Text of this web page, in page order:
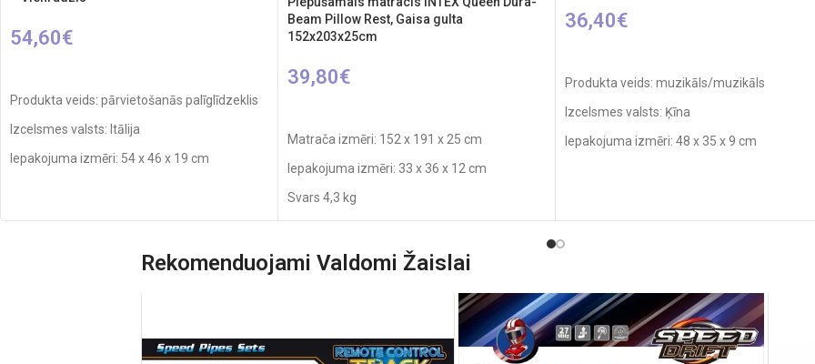
54,60€
Produkta veids: pārvietošanās palīglīdzeklis
Izcelsmes valsts: Itālija
Iepakojuma izmēri: 54 x 46 x 19 cm
Beam Pillow Rest, Gaisa gulta
152x203x25cm
39,80€
Matrača izmēri: 152 x 191 x 25 cm
Iepakojuma izmēri: 33 x 36 x 12 cm
Svars 4,3 kg
Maksimālā slodze: 272 kg.
36,40€
Produkta veids: muzikāls/muzikāls
Izcelsmes valsts: Ķīna
Iepakojuma izmēri: 48 x 35 x 9 cm
Rekomenduojami Valdomi Žaislai